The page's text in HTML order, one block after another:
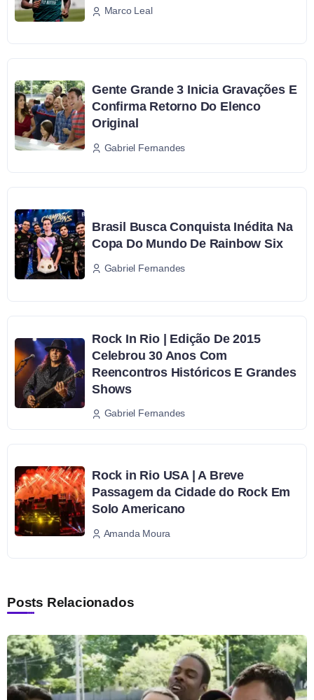
Marco Leal
Gente Grande 3 Inicia Gravações E
Confirma Retorno Do Elenco
Original
Gabriel Fernandes
Brasil Busca Conquista Inédita Na
Copa Do Mundo De Rainbow Six
Gabriel Fernandes
Rock In Rio | Edição De 2015
Celebrou 30 Anos Com
Reencontros Históricos E Grandes
Shows
Gabriel Fernandes
Rock in Rio USA | A Breve
Passagem da Cidade do Rock Em
Solo Americano
Amanda Moura
Posts Relacionados